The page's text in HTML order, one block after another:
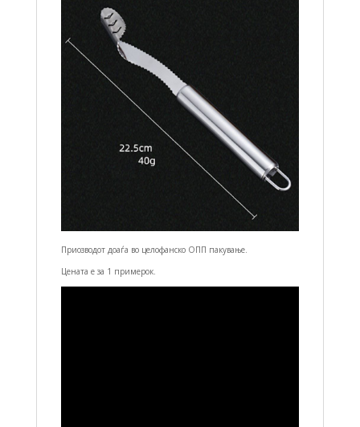
Приозводот доаѓа во целофанско ОПП пакување.
Цената е за 1 примерок.